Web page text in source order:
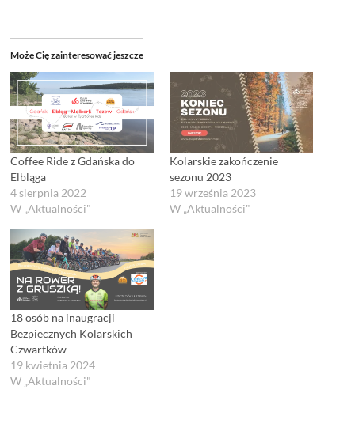
Może Cię zainteresować jeszcze
Coffee Ride z Gdańska do
Elbląga
4 sierpnia 2022
W „Aktualności"
Kolarskie zakończenie
sezonu 2023
19 września 2023
W „Aktualności"
18 osób na inaugracji
Bezpiecznych Kolarskich
Czwartków
19 kwietnia 2024
W „Aktualności"